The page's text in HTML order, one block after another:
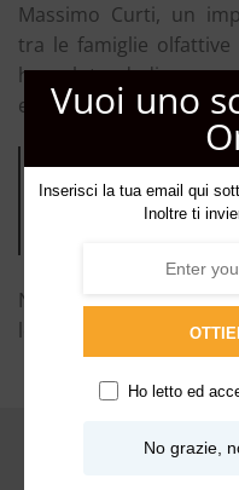
Massimo Curti, un
tra le famiglie olfattive
ha voluto dedicare
etichetta così unica.
Frederic Malle
un tocco
Non poteva che
longevo rapporto.
Vuoi uno
Inserisci la tua email qui
Inoltre ti
Ho letto ed
No grazie,